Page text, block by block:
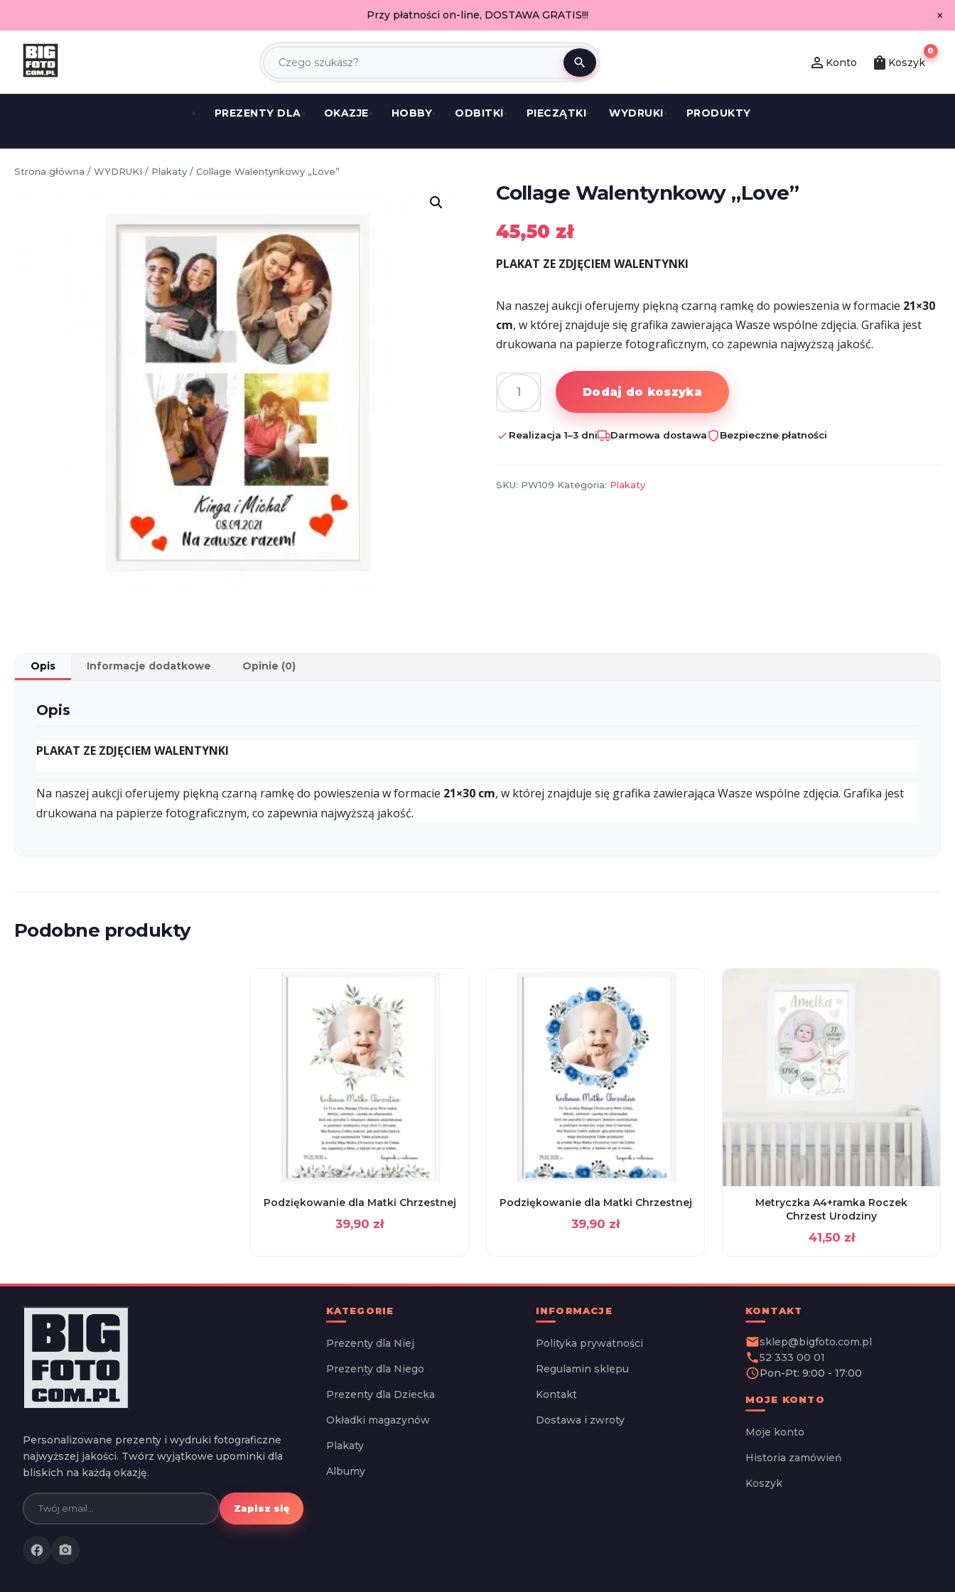
Przy płatności on-line, DOSTAWA GRATIS!!! ×
search person_outline Konto shopping_bag Koszyk
0
PREZENTY DLA OKAZJE HOBBY ODBITKI PIECZĄTKI WYDRUKI PRODUKTY
Strona główna / WYDRUKI / Plakaty / Collage Walentynkowy „Love”
Collage Walentynkowy „Love”
45,50 zł
PLAKAT ZE ZDJĘCIEM WALENTYNKI
Na naszej aukcji oferujemy piękną czarną ramkę do powieszenia w formacie 21×30
cm, w której znajduje się grafika zawierająca Wasze wspólne zdjęcia. Grafika jest
drukowana na papierze fotograficznym, co zapewnia najwyższą jakość.
ilość
Collage
Walentynkowy
Dodaj do koszyka
Realizacja 1–3 dni Darmowa dostawa Bezpieczne płatności
SKU: PW109 Kategoria: Plakaty
Opis Informacje dodatkowe Opinie (0)
Opis
PLAKAT ZE ZDJĘCIEM WALENTYNKI
Na naszej aukcji oferujemy piękną czarną ramkę do powieszenia w formacie 21×30 cm, w której znajduje się grafika zawierająca Wasze wspólne zdjęcia. Grafika jest
drukowana na papierze fotograficznym, co zapewnia najwyższą jakość.
Podobne produkty
Podziękowanie dla Matki Chrzestnej
39,90 zł
Podziękowanie dla Matki Chrzestnej
39,90 zł
Metryczka A4+ramka Roczek
Chrzest Urodziny
41,50 zł
Personalizowane prezenty i wydruki fotograficzne
najwyższej jakości. Twórz wyjątkowe upominki dla
bliskich na każdą okazję.
Zapisz się
facebook photo_camera
KATEGORIE
Prezenty dla Niej
Prezenty dla Niego
Prezenty dla Dziecka
Okładki magazynów
Plakaty
Albumy
INFORMACJE
Polityka prywatności
Regulamin sklepu
Kontakt
Dostawa i zwroty
KONTAKT
emailsklep@bigfoto.com.pl
phone52 333 00 01
schedulePon-Pt: 9:00 - 17:00
MOJE KONTO
Moje konto
Historia zamówień
Koszyk